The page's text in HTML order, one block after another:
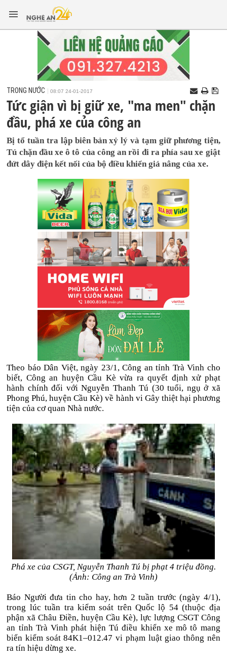
TRONG NƯỚC 08:07 24-01-2017
Tức giận vì bị giữ xe, "ma men" chặn
đầu, phá xe của công an
Bị tổ tuần tra lập biên bản xỷ lý và tạm giữ phương tiện,
Tú chặn đầu xe ô tô của công an rồi đi ra phía sau xe giật
đứt dây điện kết nối của bộ điều khiển giá nâng của xe.
Theo báo Dân Việt, ngày 23/1, Công an tỉnh Trà Vinh cho
biết, Công an huyện Cầu Kè vừa ra quyết định xử phạt
hành chính đối với Nguyễn Thanh Tú (30 tuổi, ngụ ở xã
Phong Phú, huyện Cầu Kè) về hành vi Gây thiệt hại phương
tiện của cơ quan Nhà nước.
Phá xe của CSGT, Nguyễn Thanh Tú bị phạt 4 triệu đồng.
(Ảnh: Công an Trà Vinh)
Báo Người đưa tin cho hay, hơn 2 tuần trước (ngày 4/1),
trong lúc tuần tra kiểm soát trên Quốc lộ 54 (thuộc địa
phận xã Châu Điền, huyện Cầu Kè), lực lượng CSGT Công
an tỉnh Trà Vinh phát hiện Tú điều khiển xe mô tô mang
biển kiểm soát 84K1–012.47 vi phạm luật giao thông nên
ra tín hiệu dừng xe.